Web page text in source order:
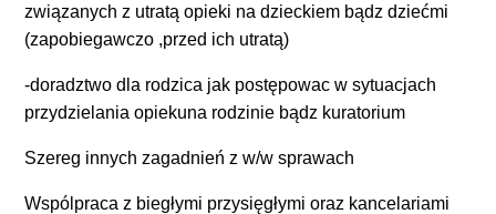
związanych z utratą opieki na dzieckiem bądz dziećmi
(zapobiegawczo ,przed ich utratą)
-doradztwo dla rodzica jak postępowac w sytuacjach
przydzielania opiekuna rodzinie bądz kuratorium
Szereg innych zagadnień z w/w sprawach
Wspólpraca z biegłymi przysięgłymi oraz kancelariami